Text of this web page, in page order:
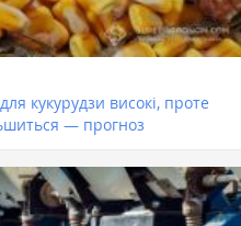
кукурудзи високі, проте
— прогноз